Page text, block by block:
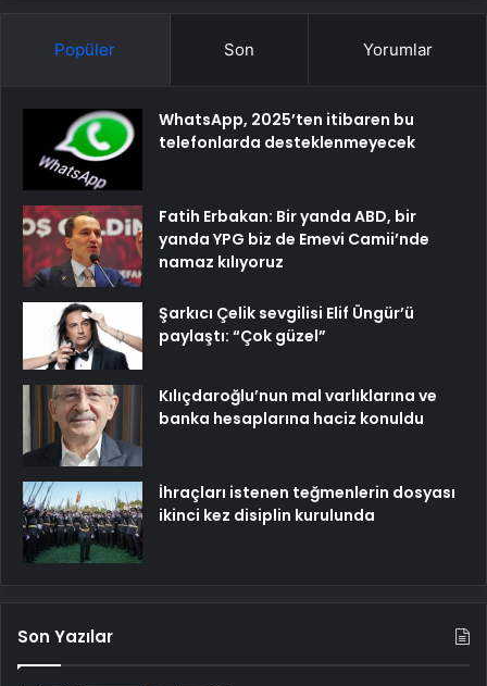
Popüler Son Yorumlar
WhatsApp, 2025’ten itibaren bu
telefonlarda desteklenmeyecek
Fatih Erbakan: Bir yanda ABD, bir
yanda YPG biz de Emevi Camii’nde
namaz kılıyoruz
Şarkıcı Çelik sevgilisi Elif Üngür’ü
paylaştı: “Çok güzel”
Kılıçdaroğlu’nun mal varlıklarına ve
banka hesaplarına haciz konuldu
İhraçları istenen teğmenlerin dosyası
ikinci kez disiplin kurulunda
Son Yazılar